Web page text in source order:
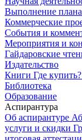
Выполнение
Коммерческие
События и
Мероприятия и
Гайдаровские
Издательство
Книги Где купить?
Библиотека
Образование
Аспирантура
Об аспирантуре
услуги и скидки